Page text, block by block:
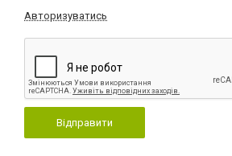
Авторизуватись
Відправити